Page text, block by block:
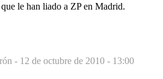
le han liado a ZP en Madrid.
- 12 de octubre de 2010 - 13:00